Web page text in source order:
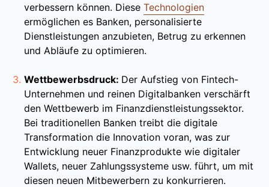
verbessern können. Diese Technologien
ermöglichen es Banken, personalisierte
Dienstleistungen anzubieten, Betrug zu erkennen
und Abläufe zu optimieren.
Wettbewerbsdruck: Der Aufstieg von Fintech-
Unternehmen und reinen Digitalbanken verschärft
den Wettbewerb im Finanzdienstleistungssektor.
Bei traditionellen Banken treibt die digitale
Transformation die Innovation voran, was zur
Entwicklung neuer Finanzprodukte wie digitaler
Wallets, neuer Zahlungssysteme usw. führt, um mit
diesen neuen Mitbewerbern zu konkurrieren.